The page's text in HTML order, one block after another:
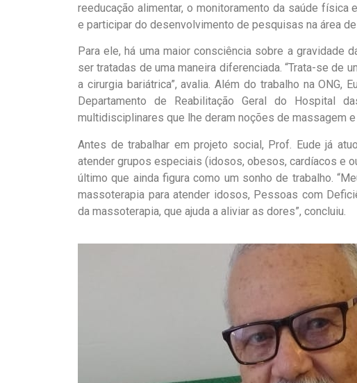
reeducação alimentar, o monitoramento da saúde
e participar do desenvolvimento de pesquisas na área
Para ele, há uma maior consciência sobre a
ser tratadas de uma maneira diferenciada. “Trata-se de
a cirurgia bariátrica”, avalia. Além do trabalho na
Departamento de Reabilitação Geral do Hospital
multidisciplinares que lhe deram noções de massagem
Antes de trabalhar em projeto social, Prof. Eude já
atender grupos especiais (idosos, obesos, cardíacos e
último que ainda figura como um sonho de trabalho.
massoterapia para atender idosos, Pessoas com
da massoterapia, que ajuda a aliviar as dores”, concluiu.